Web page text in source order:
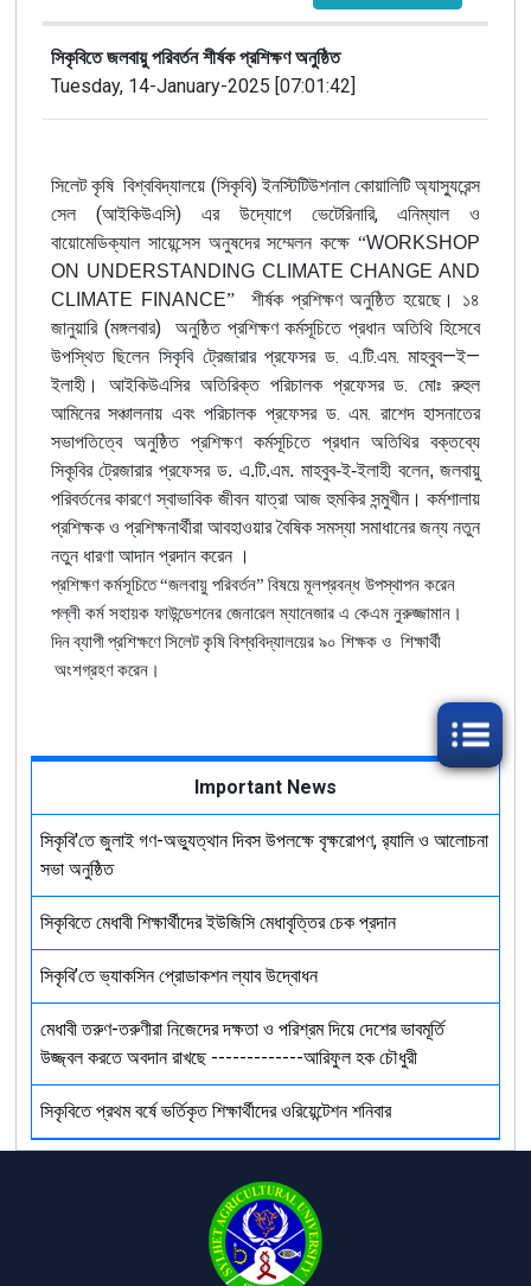
সিকৃবিতে জলবায়ু পরিবর্তন শীর্ষক প্রশিক্ষণ অনুষ্ঠিত
Tuesday, 14-January-2025 [07:01:42]
সিলেট কৃষি বিশ্ববিদ্যালয়ে (সিকৃবি)ইনস্টিটিউশনাল কোয়ালিটি অ্যাস্যুরেন্স
সেল(আইকিউএসি) এর উদ্যোগে ভেটেরিনারি,এনিম্যাল
ও
বায়োমেডিক্যাল সায়েন্সেস অনুষদের সম্মেলন কক্ষে “WORKSHOP
ON UNDERSTANDING CLIMATE CHANGE AND
CLIMATE FINANCE” শীর্ষক প্রশিক্ষণ অনুষ্ঠিত হয়েছে।
১৪
জানুয়ারি(মঙ্গলবার) অনুষ্ঠিত প্রশিক্ষণ কর্মসূচিতে প্রধান অতিথি হিসেবে
উপস্থিত ছিলেন সিকৃবি ট্রেজারার প্রফেসর ড. এ.টি.এম.মাহবুব—ই—
ইলাহী। আইকিউএসির অতিরিক্ত পরিচালক প্রফেসর ড.মোঃ রুহুল
আমিনের সঞ্চালনায় এবং পরিচালক প্রফেসর ড.এম. রাশেদ হাসনাতের
সভাপতিত্বে
অনুষ্ঠিত প্রশিক্ষণ কর্মসূচিতেপ্রধান অতিথির বক্তব্যে
সিকৃ্বির ট্রেজারার প্রফেসর ড. এ.টি.এম. মাহবুব-ই-ইলাহী বলেন, জলবায়ু
পরিবর্তনের কারণে স্বাভাবিক জীবন যাত্রা আজ হুমকির সন্মুখীন। কর্মশালায়
প্রশিক্ষক ও প্রশিক্ষনার্থীরা আবহাওয়ার বৈষিক সমস্যা সমাধানের জন্য নতুন
নতুন ধারণা আদান প্রদান করেন ।
প্রশিক্ষণ কর্মসূচিতে “জলবায়ু পরিবর্তন” বিষয়ে মূলপ্রবন্ধ ‍উপস্থাপন করেন
পল্লী কর্ম সহায়ক ফাউন্ডেশনের জেনারেল ম্যানেজার এ কেএম নুরুজ্জামান।
দিনব্যাপী প্রশিক্ষণে সিলেট কৃষি বিশ্ববিদ্যালয়ের ৯০ শিক্ষক ও শিক্ষার্থী
অংশগ্রহণ করেন।
Important News
সিকৃবি'তে জুলাই গণ-অভ্যুত্থান দিবস উপলক্ষে বৃক্ষরোপণ, র‍্যালি ও আলোচনা
সভা অনুষ্ঠিত
সিকৃবিতে মেধাবী শিক্ষার্থীদের ইউজিসি মেধাবৃত্তির চেক প্রদান
সিকৃবি’তে ভ্যাকসিন প্রোডাকশন ল্যাব উদ্বোধন
মেধাবী তরুণ-তরুণীরা নিজেদের দক্ষতা ও পরিশ্রম দিয়ে দেশের ভাবমূর্তি
উজ্জ্বল করতে অবদান রাখছে -------------আরিফুল হক চৌধুরী
সিকৃবিতে প্রথম বর্ষে ভর্তিকৃত শিক্ষার্থীদের ওরিয়েন্টেশন শনিবার